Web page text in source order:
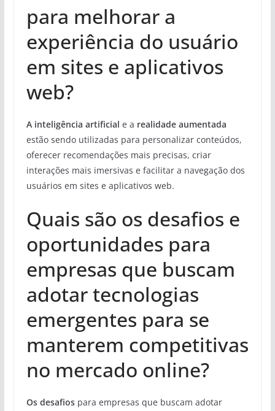
para melhorar a
experiência do usuário
em sites e aplicativos
web?
A inteligência artificial e a realidade aumentada
estão sendo utilizadas para personalizar conteúdos,
oferecer recomendações mais precisas, criar
interações mais imersivas e facilitar a navegação dos
usuários em sites e aplicativos web.
Quais são os desafios e
oportunidades para
empresas que buscam
adotar tecnologias
emergentes para se
manterem competitivas
no mercado online?
Os desafiospara empresas que buscam adotar